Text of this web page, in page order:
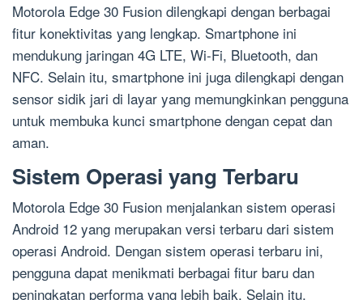
Motorola Edge 30 Fusion dilengkapi dengan berbagai
fitur konektivitas yang lengkap. Smartphone ini
mendukung jaringan 4G LTE, Wi-Fi, Bluetooth, dan
NFC. Selain itu, smartphone ini juga dilengkapi dengan
sensor sidik jari di layar yang memungkinkan pengguna
untuk membuka kunci smartphone dengan cepat dan
aman.
Sistem Operasi yang Terbaru
Motorola Edge 30 Fusion menjalankan sistem operasi
Android 12 yang merupakan versi terbaru dari sistem
operasi Android. Dengan sistem operasi terbaru ini,
pengguna dapat menikmati berbagai fitur baru dan
peningkatan performa yang lebih baik. Selain itu,